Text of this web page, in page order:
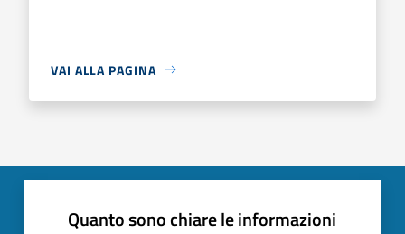
VAI ALLA PAGINA
Quanto sono chiare le informazioni